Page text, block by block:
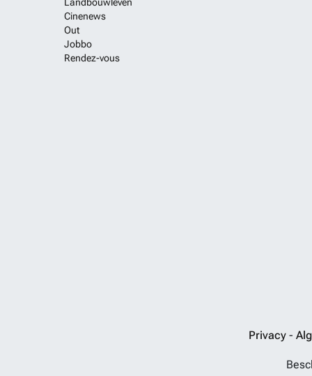
Cinenews
Out
Jobbo
Rendez-vous
Privacy -